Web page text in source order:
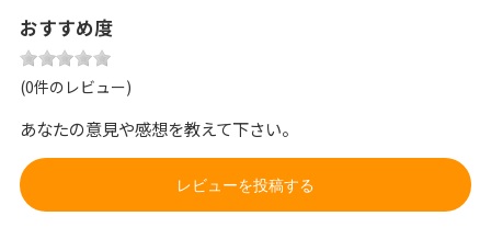
おすすめ度
(0件のレビュー)
あなたの意見や感想を教えて下さい。
レビューを投稿する